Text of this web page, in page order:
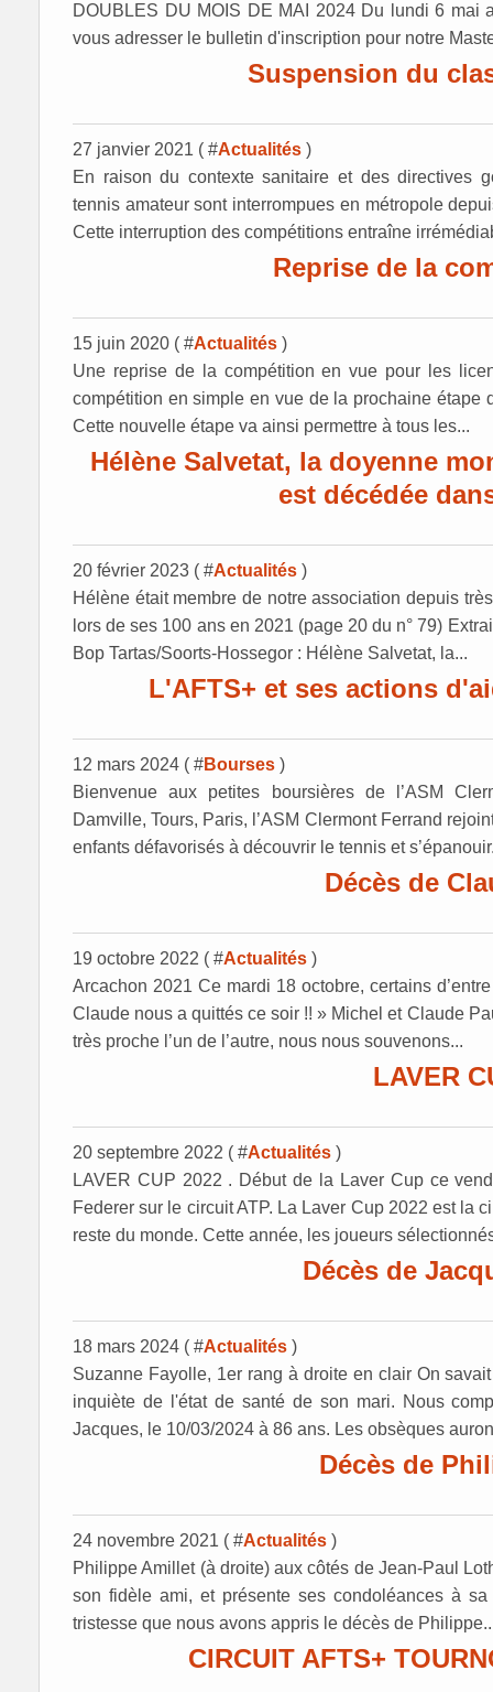
DOUBLES DU MOIS DE MAI 2024 Du lundi 6
vous adresser le bulletin d'inscription pour notre
Suspension du
27 janvier 2021 ( #Actualités )
En raison du contexte sanitaire et des directives
tennis amateur sont interrompues en métropole
Cette interruption des compétitions entraîne
Reprise de la
15 juin 2020 ( #Actualités )
Une reprise de la compétition en vue pour les
compétition en simple en vue de la prochaine étape
Cette nouvelle étape va ainsi permettre à tous les...
Hélène Salvetat, la doyenne
est décédée
20 février 2023 ( #Actualités )
Hélène était membre de notre association depuis
lors de ses 100 ans en 2021 (page 20 du n° 79)
Bop Tartas/Soorts-Hossegor : Hélène Salvetat, la...
L'AFTS+ et ses actions
12 mars 2024 ( #Bourses )
Bienvenue aux petites boursières de l’ASM
Damville, Tours, Paris, l’ASM Clermont Ferrand
enfants défavorisés à découvrir le tennis et
Décès de
19 octobre 2022 ( #Actualités )
Arcachon 2021 Ce mardi 18 octobre, certains
Claude nous a quittés ce soir !! » Michel et Claude
très proche l’un de l’autre, nous nous souvenons...
LAVER
20 septembre 2022 ( #Actualités )
LAVER CUP 2022 . Début de la Laver Cup ce
Federer sur le circuit ATP. La Laver Cup 2022 est la
reste du monde. Cette année, les joueurs
Décès de
18 mars 2024 ( #Actualités )
Suzanne Fayolle, 1er rang à droite en clair On
inquiète de l'état de santé de son mari. Nous
Jacques, le 10/03/2024 à 86 ans. Les obsèques
Décès de
24 novembre 2021 ( #Actualités )
Philippe Amillet (à droite) aux côtés de Jean-Paul
son fidèle ami, et présente ses condoléances à
tristesse que nous avons appris le décès de
CIRCUIT AFTS+